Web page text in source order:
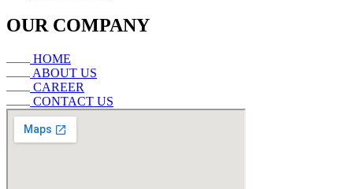
OUR COMPANY
HOME
ABOUT US
CAREER
CONTACT US